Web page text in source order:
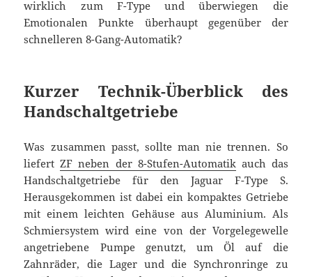
wirklich zum F-Type und überwiegen die
Emotionalen Punkte überhaupt gegenüber der
schnelleren 8-Gang-Automatik?
Kurzer Technik-Überblick des
Handschaltgetriebe
Was zusammen passt, sollte man nie trennen. So
liefertZF neben der 8-Stufen-Automatikauch das
Handschaltgetriebe für den Jaguar F-Type S.
Herausgekommen ist dabei ein kompaktes Getriebe
mit einem leichten Gehäuse aus Aluminium. Als
Schmiersystem wird eine von der Vorgelegewelle
angetriebene Pumpe genutzt, um Öl auf die
Zahnräder, die Lager und die Synchronringe zu